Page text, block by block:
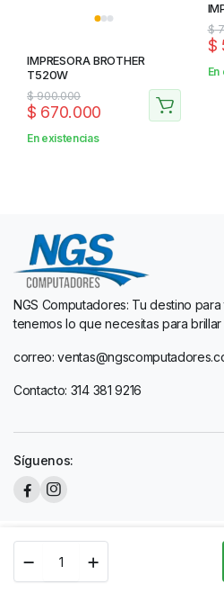
LASERJET
IMPRESORA BROTHER
T520W
$900.000
$ 670.000
En existencias
$
$
NGS Computadores: Tu destino
tenemos lo que necesitas para
correo:
Contacto: 314 381 9216
Síguenos:
Copyright 2024 © NGS DIseño by 216
Almacenar